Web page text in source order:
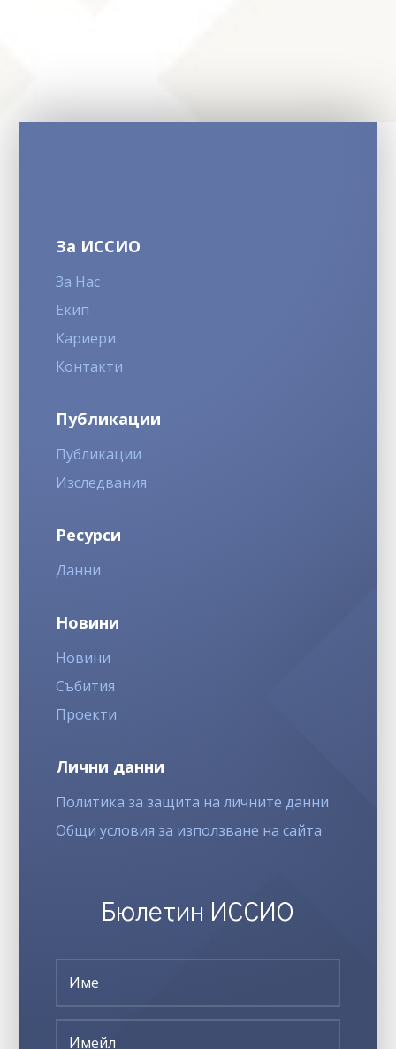
За ИССИО
За Нас
Екип
Кариери
Контакти
Публикации
Публикации
Изследвания
Ресурси
Данни
Новини
Новини
Събития
Проекти
Лични данни
Политика за защита на личните данни
Общи условия за използване на сайта
Бюлетин ИССИО